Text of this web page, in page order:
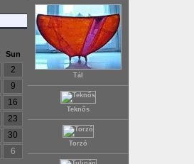
Sun
2
9
16
23
30
6
Tál
Teknős
Torzó